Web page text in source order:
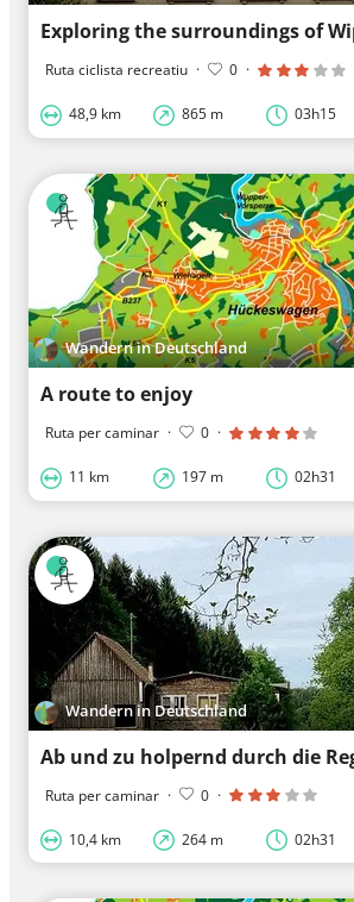
Exploring the surroundings of
Ruta ciclista recreatiu · 0 ·
48,9 km 865 m 03h15
Wandern in Deutschland
A route to enjoy
Ruta per caminar · 0 ·
11 km 197 m 02h31
Wandern in Deutschland
Ab und zu holpernd durch die
Ruta per caminar · 0 ·
10,4 km 264 m 02h31